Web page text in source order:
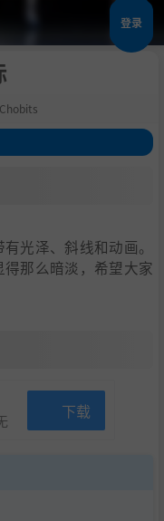
登录
Chobits
光泽、斜线和动画。
那么暗淡，希望大家
下载